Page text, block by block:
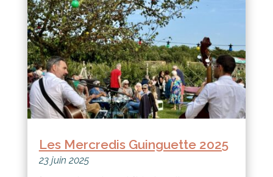
Les Mercredis Guinguette 2025
23 juin 2025